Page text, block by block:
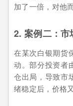
加了一倍，对他
2. 案例二：
在某次白银期货
动。部分投资者
仓出局，导致市
绪稳定后，价格